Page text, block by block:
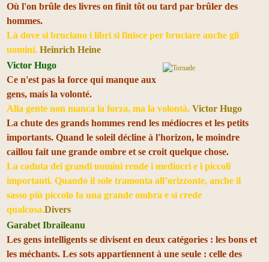
Où l'on brûle des livres on finit tôt ou tard par brûler des
hommes.
Là dove si bruciano i libri si finisce per bruciare anche gli
uomini. Heinrich Heine
Victor Hugo
Ce n'est pas la force qui manque aux
gens, mais la volonté.
Alla gente non manca la forza, ma la volontà. Victor Hugo
La chute des grands hommes rend les médiocres et les petits
importants. Quand le soleil décline à l'horizon, le moindre
caillou fait une grande ombre et se croit quelque chose.
La caduta dei grandi uomini rende i mediocri e i piccoli
importanti. Quando il sole tramonta all’orizzonte, anche il
sasso più piccolo fa una grande ombra e si crede
qualcosa.Divers
Garabet Ibraileanu
Les gens intelligents se divisent en deux catégories : les bons et
les méchants. Les sots appartiennent à une seule : celle des